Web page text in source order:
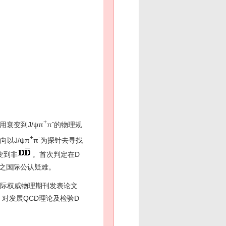
衰变到J/ψπ+π-的物理规
以J/ψπ+π-为探针去寻找
到非
。首次判定在D
际公认疑难。
权威物理期刊发表论文
发展QCD理论及检验D